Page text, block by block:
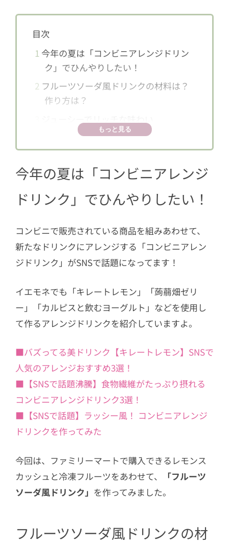
目次
1 今年の夏は「コンビニアレンジドリン
ク」でひんやりしたい！
2 フルーツソーダ風ドリンクの材料は？
作り方は？
日々のご褒美にぴったり
もっと見る
今年の夏は「コンビニアレンジ
ドリンク」でひんやりしたい！
コンビニで販売されている商品を組みあわせて、
新たなドリンクにアレンジする「コンビニアレン
ジドリンク」がSNSで話題になってます！
イエモネでも「キレートレモン」「蒟蒻畑ゼリ
ー」「カルピスと飲むヨーグルト」などを使用し
て作るアレンジドリンクを紹介していますよ。
■バズってる美ドリンク【キレートレモン】SNSで
人気のアレンジおすすめ3選！
■【SNSで話題沸騰】食物繊維がたっぷり摂れる
コンビニアレンジドリンク3選！
■【SNSで話題】ラッシー風！ コンビニアレンジ
ドリンクを作ってみた
今回は、ファミリーマートで購入できるレモンス
カッシュと冷凍フルーツをあわせて、
「フルーツ
ソーダ風ドリンク」 を作ってみました。
フルーツソーダ風ドリンクの材